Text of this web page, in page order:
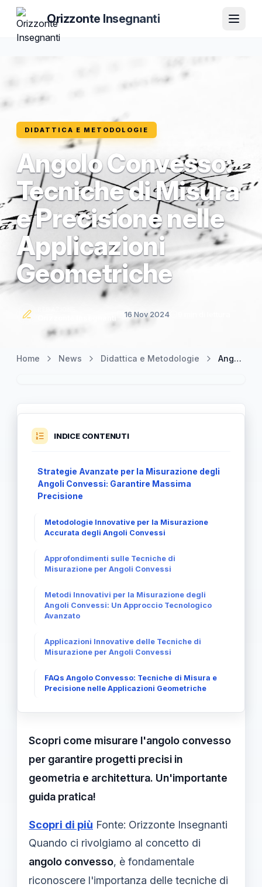
Orizzonte Insegnanti
DIDATTICA E METODOLOGIE
Angolo Convesso:
Tecniche di Misura
e Precisione nelle
Applicazioni
Geometriche
16 Nov 2024
Home News Didattica e Metodologie Angolo Convesso: Tecniche di Misura e Precisione nelle Applicazioni Geometriche
INDICE CONTENUTI
Strategie Avanzate per la Misurazione degli
Angoli Convessi: Garantire Massima
Precisione
Metodologie Innovative per la Misurazione
Accurata degli Angoli Convessi
Approfondimenti sulle Tecniche di
Misurazione per Angoli Convessi
Metodi Innovativi per la Misurazione degli
Angoli Convessi: Un Approccio Tecnologico
Avanzato
Applicazioni Innovative delle Tecniche di
Misurazione per Angoli Convessi
FAQs Angolo Convesso: Tecniche di Misura e
Precisione nelle Applicazioni Geometriche
Scopri come misurare l'angolo convesso
per garantire progetti precisi in
geometria e architettura. Un'importante
guida pratica!
Scopri di più Fonte: Orizzonte Insegnanti
Quando ci rivolgiamo al concetto di
angolo convesso, è fondamentale
riconoscere l'importanza delle tecniche di